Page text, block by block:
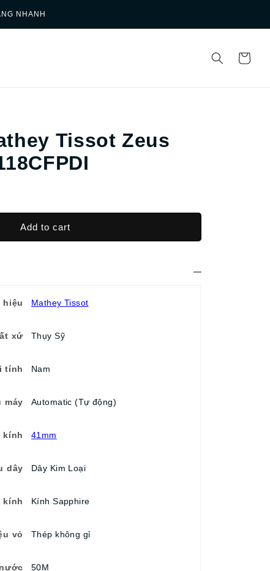
NHANH
Tissot Zeus
Add to cart
hiệu Mathey Tissot
xứ Thụy Sỹ
tính Nam
máy Automatic (Tự động)
kính 41mm
dây Dây Kim Loại
kính Kính Sapphire
vỏ Thép không gỉ
50M